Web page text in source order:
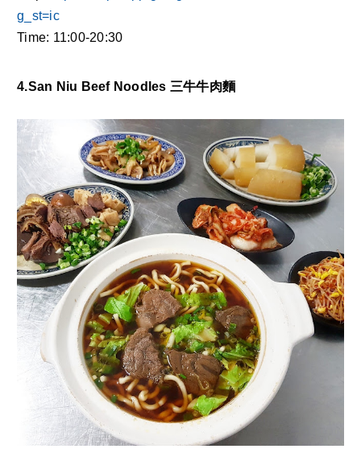
g_st=ic
Time: 11:00-20:30
4.San Niu Beef Noodles 三牛牛肉麵